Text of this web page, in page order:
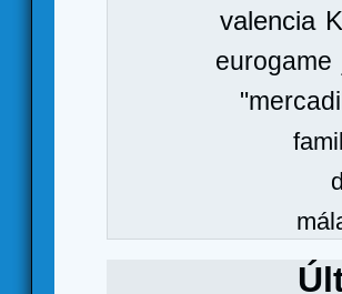
valencia
eurogame